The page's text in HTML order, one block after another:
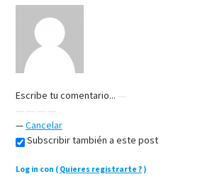
Escribe tu comentario...
—Cancelar
Subscribir también a este post
Log in con ( Quieres registrarte ?)